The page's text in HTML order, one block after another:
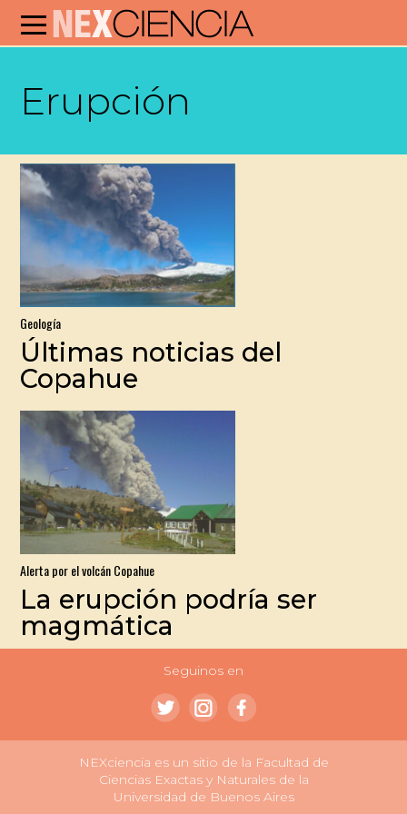
Erupción
Geología
Últimas noticias del
Copahue
Alerta por el volcán Copahue
La erupción podría ser
magmática
Seguinos en
NEXciencia es un sitio de la Facultad de
Ciencias Exactas y Naturales de la
Universidad de Buenos Aires